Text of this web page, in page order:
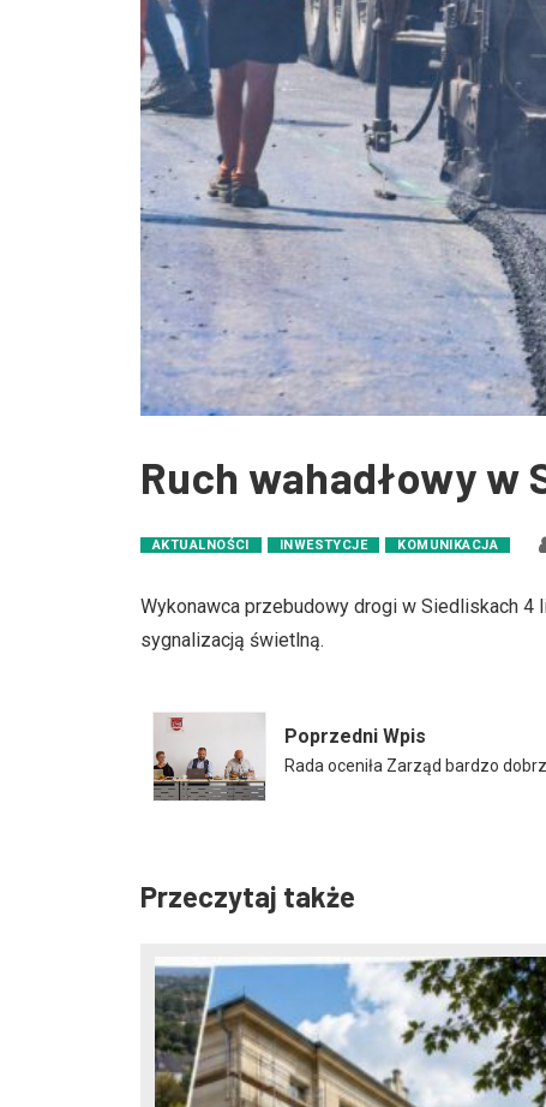
Ruch wahadłowy w
AKTUALNOŚCI INWESTYCJE KOMUNIKACJA
Wykonawca przebudowy drogi w Siedliskach 4
sygnalizacją świetlną.
Poprzedni Wpis
Rada oceniła Zarząd bardzo
Przeczytaj także